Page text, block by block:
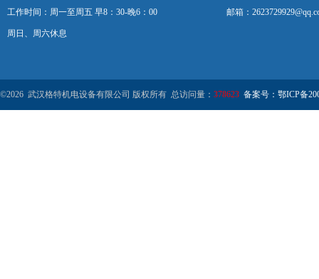
工作时间：周一至周五 早8：30-晚6：00
周日、周六休息
邮箱：
©2026 武汉格特机电设备有限公司 版权所有 总访问量： 378623 备案号：鄂ICP备